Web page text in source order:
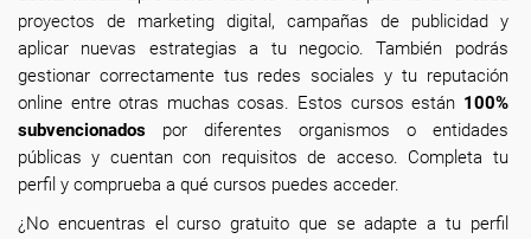
proyectos de marketing digital, campañas de publicidad y
aplicar nuevas estrategias a tu negocio. También podrás
gestionar correctamente tus redes sociales y tu reputación
online entre otras muchas cosas. Estos cursos están 100%
subvencionados por diferentes organismos o entidades
públicas y cuentan con requisitos de acceso. Completa tu
perfil y comprueba a qué cursos puedes acceder.
¿No encuentras el curso gratuito que se adapte a tu perfil